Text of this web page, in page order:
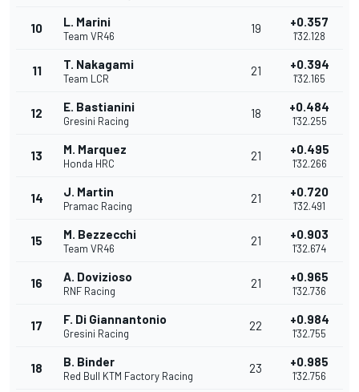
10 L. Marini
Team VR46
19 +0.357
1'32.128
11 T. Nakagami
Team LCR
21 +0.394
1'32.165
12 E. Bastianini
Gresini Racing
18 +0.484
1'32.255
13 M. Marquez
Honda HRC
21 +0.495
1'32.266
14 J. Martin
Pramac Racing
21 +0.720
1'32.491
15 M. Bezzecchi
Team VR46
21 +0.903
1'32.674
16 A. Dovizioso
RNF Racing
21 +0.965
1'32.736
17 F. Di Giannantonio
Gresini Racing
22 +0.984
1'32.755
18 B. Binder
Red Bull KTM Factory Racing
23 +0.985
1'32.756